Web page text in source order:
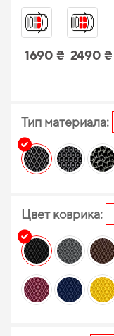
1690 ₴ 2490 ₴
Тип материала:
Цвет коврика: